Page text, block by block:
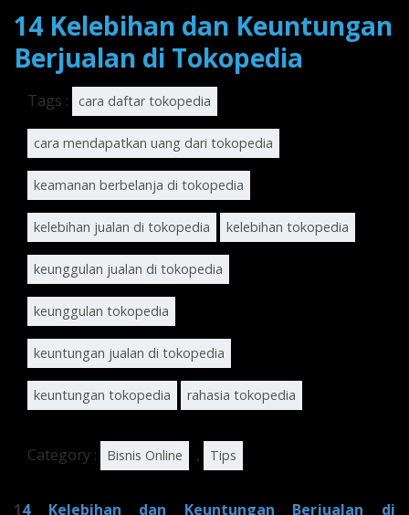
14 Kelebihan dan Keuntungan
Berjualan di Tokopedia
Tags : cara daftar tokopedia
cara mendapatkan uang dari tokopedia
keamanan berbelanja di tokopedia
kelebihan jualan di tokopedia kelebihan tokopedia
keunggulan jualan di tokopedia
keunggulan tokopedia
keuntungan jualan di tokopedia
keuntungan tokopedia rahasia tokopedia
Category : Bisnis Online , Tips
14 Kelebihan dan Keuntungan Berjualan di